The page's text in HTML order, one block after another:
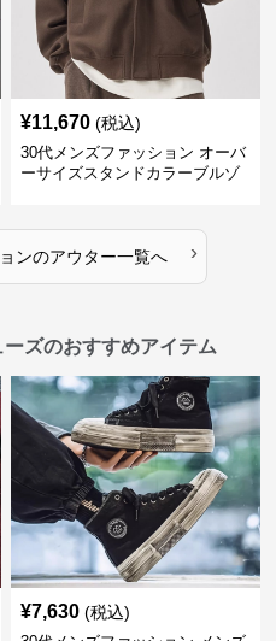
¥11,670 (税込)
30代メンズファッション オーバ
ーサイズスタンドカラーブルゾ
ンのアウター一覧へ ›
ズのおすすめアイテム
¥7,630 (税込)